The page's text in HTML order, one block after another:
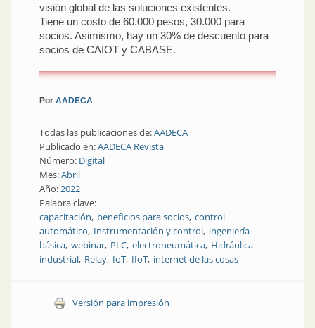
visión global de las soluciones existentes.
Tiene un costo de 60.000 pesos, 30.000 para
socios. Asimismo, hay un 30% de descuento para
socios de CAIOT y CABASE.
Por AADECA
Todas las publicaciones de:AADECA
Publicado en:AADECA Revista
Número: Digital
Mes:Abril
Año: 2022
Palabra clave:
capacitación beneficios para socios control
automático Instrumentación y control ingeniería
básica webinar PLC electroneumática Hidráulica
industrial Relay IoT IIoT internet de las cosas
Versión para impresión